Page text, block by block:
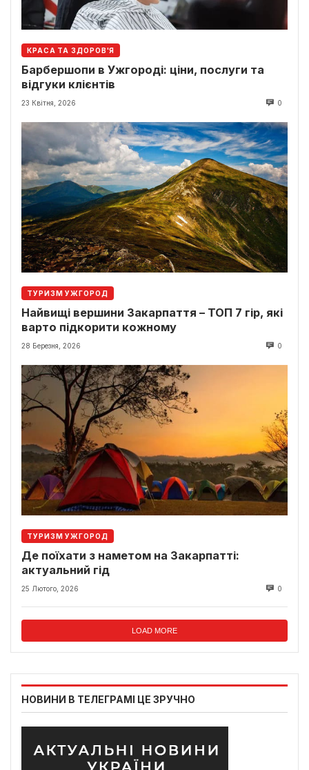
КРАСА ТА ЗДОРОВ'Я
Барбершопи в Ужгороді: ціни, послуги та
відгуки клієнтів
23 Квітня, 2026 0
ТУРИЗМ УЖГОРОД
Найвищі вершини Закарпаття – ТОП 7 гір, які
варто підкорити кожному
28 Березня, 2026 0
ТУРИЗМ УЖГОРОД
Де поїхати з наметом на Закарпатті:
актуальний гід
25 Лютого, 2026 0
LOAD MORE
НОВИНИ В ТЕЛЕГРАМІ ЦЕ ЗРУЧНО